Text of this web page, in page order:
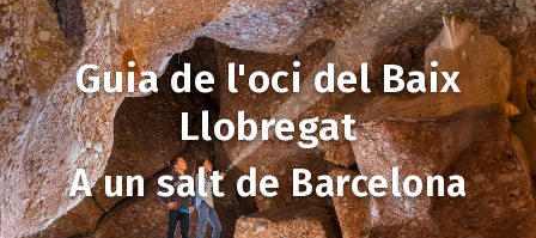
Guia de l'oci del Baix
Llobregat
A un salt de Barcelona